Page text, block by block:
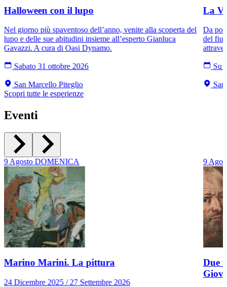
Halloween con il lupo
Nel giorno più spaventoso dell’anno, venite alla scoperta del
lupo e delle sue abitudini insieme all’esperto Gianluca
Gavazzi. A cura di Oasi Dynamo.
Sabato 31 ottobre 2026
San Marcello Piteglio
La
Da
del
Su
Scopri tutte le esperienze
Eventi
9Agosto DOMENICA
Marino Marini. La pittura
24 Dicembre 2025 / 27 Settembre 2026
9
Due